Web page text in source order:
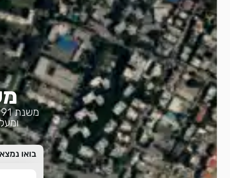
בואו